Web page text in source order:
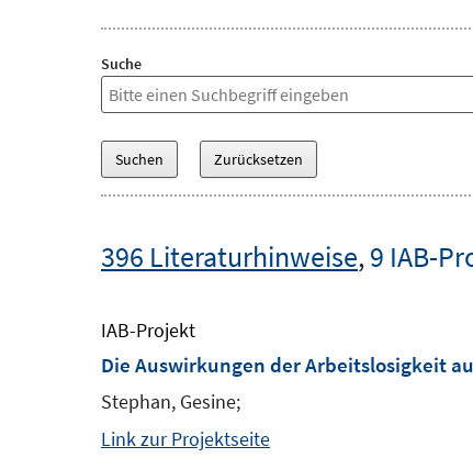
Suche
396 Literaturhinweise,9 IAB-
IAB-Projekt
Die Auswirkungen der Arbeitslosigkeit
Stephan, Gesine;
Link zur Projektseite